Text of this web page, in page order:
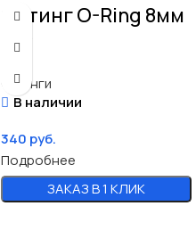
Фитинг O-Ring 8мм
45°
Фитинги
В наличии
340 руб.
Подробнее
ЗАКАЗ В 1 КЛИК